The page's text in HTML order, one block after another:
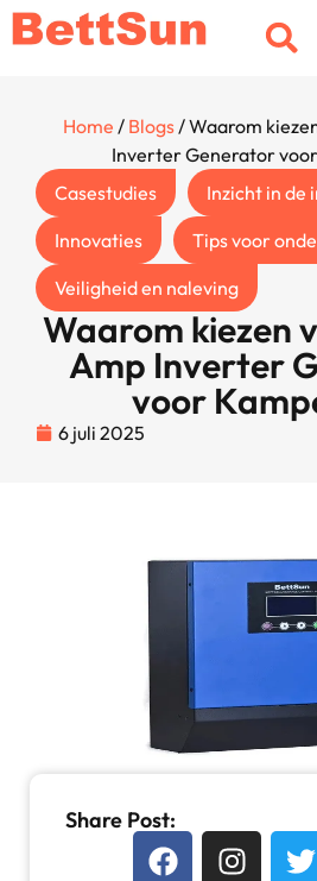
Home / Blogs/ Waarom
Inverter Generator
Casestudies
Inzicht in de
Innovaties
Tips voor
Veiligheid en naleving
Waarom kiezen
Amp Inverter
voor
6 juli 2025
Share Post: